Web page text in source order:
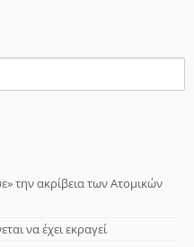
την ακρίβεια των Ατομικών
να έχει εκραγεί